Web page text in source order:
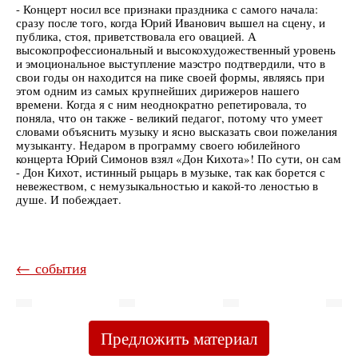
- Концерт носил все признаки праздника с самого начала:
сразу после того, когда Юрий Иванович вышел на сцену, и
публика, стоя, приветствовала его овацией. А
высокопрофессиональный и высокохудожественный уровень
и эмоциональное выступление маэстро подтвердили, что в
свои годы он находится на пике своей формы, являясь при
этом одним из самых крупнейших дирижеров нашего
времени. Когда я с ним неоднократно репетировала, то
поняла, что он также - великий педагог, потому что умеет
словами объяснить музыку и ясно высказать свои пожелания
музыканту. Недаром в программу своего юбилейного
концерта Юрий Симонов взял «Дон Кихота»! По сути, он сам
- Дон Кихот, истинный рыцарь в музыке, так как борется с
невежеством, с немузыкальностью и какой-то леностью в
душе. И побеждает.
← события
Предложить материал